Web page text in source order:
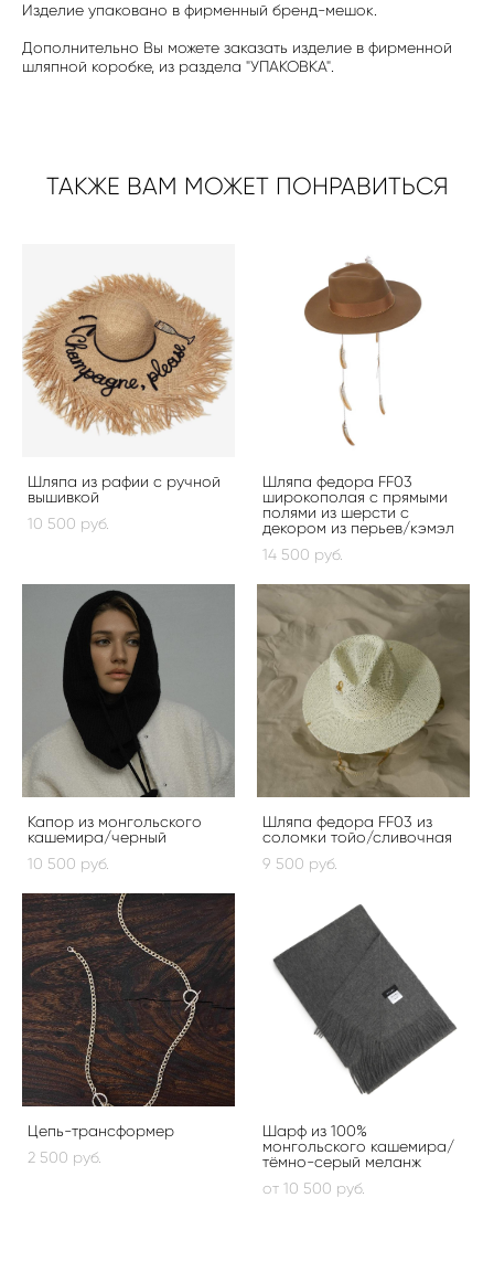
Изделие упаковано в фирменный бренд-мешок.
Дополнительно Вы можете заказать изделие в фирменной
шляпной коробке, из раздела "УПАКОВКА".
ТАКЖЕ ВАМ МОЖЕТ ПОНРАВИТЬСЯ
Шляпа из рафии с ручной
вышивкой
10 500 pуб.
Шляпа федора FF03
широкополая с прямыми
полями из шерсти с
декором из перьев/кэмэл
14 500 pуб.
Капор из монгольского
кашемира/черный
10 500 pуб.
Шляпа федора FF03 из
соломки тойо/сливочная
9 500 pуб.
Цепь-трансформер
2 500 pуб.
Шарф из 100%
монгольского кашемира/
тёмно-серый меланж
от 10 500 pуб.